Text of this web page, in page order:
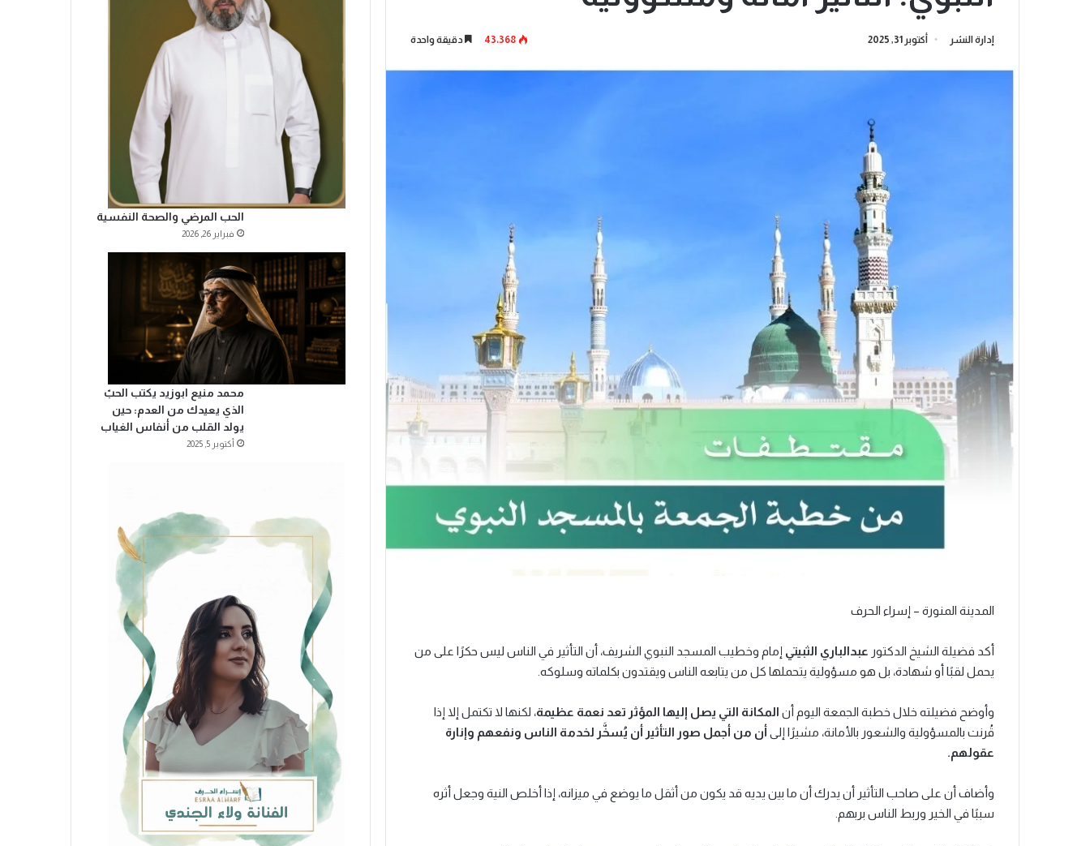
إدارة النشر أكتوبر 31, 2025 43٬368 دقيقة واحدة
المدينة المنورة – إسراء الحرف
أكد فضيلة الشيخ الدكتور عبدالباري الثبيتي إمام وخطيب المسجد النبوي الشريف، أن التأثير في الناس ليس حكرًا على من
يحمل لقبًا أو شهادة، بل هو مسؤولية يتحملها كل من يتابعه الناس ويقتدون بكلماته وسلوكه.
وأوضح فضيلته خلال خطبة الجمعة اليوم أن المكانة التي يصل إليها المؤثر تعد نعمة عظيمة، لكنها لا تكتمل إلا إذا
قُرنت بالمسؤولية والشعور بالأمانة، مشيرًا إلى أن من أجمل صور التأثير أن يُسخَّر لخدمة الناس ونفعهم وإنارة
عقولهم.
وأضاف أن على صاحب التأثير أن يدرك أن ما بين يديه قد يكون من أثقل ما يوضع في ميزانه، إذا أخلص النية وجعل أثره
سببًا في الخير وربط الناس بربهم.
الحب المرضي والصحة النفسية
فبراير 26, 2026
محمد منيع ابوزيد يكتب الحبّ
الذي يعيدك من العدم: حين
يولد القلب من أنفاس الغياب
أكتوبر 5, 2025